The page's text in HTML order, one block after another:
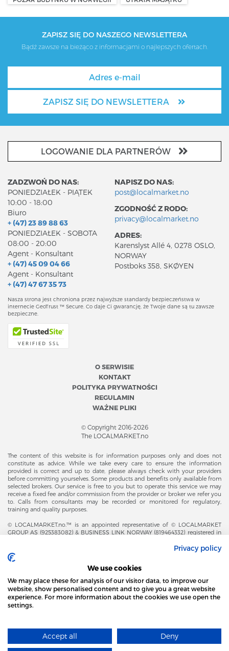
ZAPISZ SIĘ DO NASZEGO NEWSLETTERA
Bądź zawsze na bieżąco z informacjami o najlepszych ofertach.
ZAPISZ SIĘ DO NEWSLETTERA
LOGOWANIE DLA PARTNERÓW
ZADZWOŃ DO NAS:
PONIEDZIAŁEK - PIĄTEK
10:00 - 18:00
Biuro
+ (47) 23 89 88 63
PONIEDZIAŁEK - SOBOTA
08:00 - 20:00
Agent - Konsultant
+ (47) 45 09 04 66
Agent - Konsultant
+ (47) 47 67 35 73
NAPISZ DO NAS:
post@localmarket.no
ZGODNOŚĆ Z RODO:
privacy@localmarket.no
ADRES:
Karenslyst Allé 4, 0278 OSLO,
NORWAY
Postboks 358, SKØYEN
Nasza strona jest chroniona przez najwyższe standardy bezpieczeństwa w
internecie GeoTrust ™ Secure. Co daje Ci gwarancję, że Twoje dane są tu zawsze
bezpieczne.
O SERWISIE
KONTAKT
POLITYKA PRYWATNOŚCI
REGULAMIN
WAŻNE PLIKI
© Copyright 2016-2026
The LOCALMARKET.no
The content of this website is for information purposes only and does not
constitute as advice. While we take every care to ensure the information
provided is correct and up to date, please always check with your providers
before committing yourselves. Some products and benefits only available from
selected brokers. Our service is free to you but to operate this service we may
receive a fixed fee and/or commission from the provider or broker we refer you
to. Calls from consultants may be recorded or monitored for regulatory,
training and quality purposes.
© LOCALMARKET.no.™ is an appointed representative of © LOCALMARKET
GROUP AS (925383082) & BUSINESS LINK NORWAY (819464332) registered in
Brønnøysundregistrene. Financial & Insurance Services and Markets Authority,
and subject to limited regulation by the Financial Conduct Authority. Head
Office Adresse: Karenslyst Alle 4, 0278 Oslo – Skøyen. Post Adresse: Postboks
358, 0213 Oslo, Norway. Email Contact: post@localmarket.no. Office Contact: +
47 23 89 88 63 © Copyright 2016-2026 The LOCALMARKET GROUP ™.
DODATKOWO OD ZESPOŁU LOCALMARKET |
STRONA LOCAL MARKET WYKORZYSTUJE PLIKI
DOWIEDZ SIĘ WIĘCEJ
Privacy policy
We use cookies
We may place these for analysis of our visitor data, to improve our
website, show personalised content and to give you a great website
experience. For more information about the cookies we use open the
settings.
Accept all Deny